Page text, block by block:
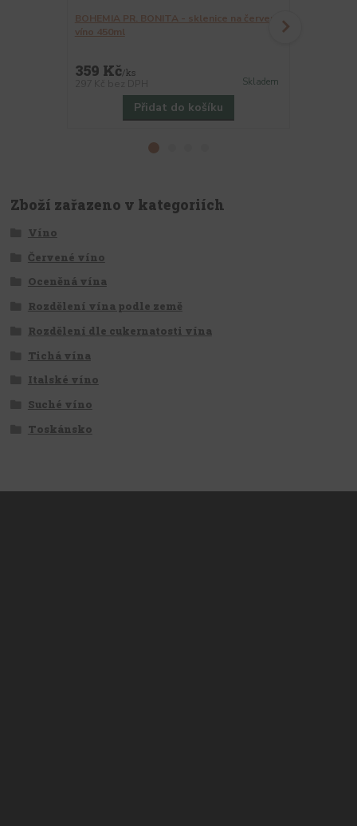
BOHEMIA PR. BONITA - sklenice na červené
víno 450ml
359 Kč/ks
Skladem
Přidat do košíku
Zboží zařazeno v kategoriích
Víno
Červené víno
Oceněná vína
Rozdělení vína podle země
Rozdělení dle cukernatosti vína
Tichá vína
Italské víno
Suché víno
Toskánsko